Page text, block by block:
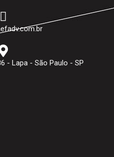
- Lapa - São Paulo - SP